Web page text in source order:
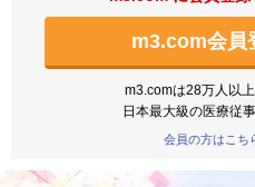
m3.com会員
m3.comは28万人以
日本最大級の医療従
会員の方はこち